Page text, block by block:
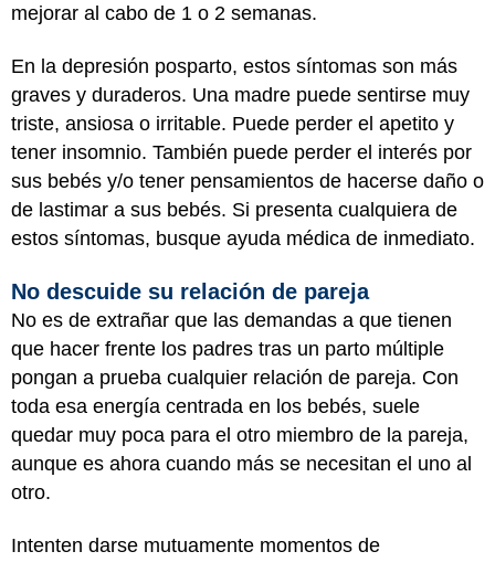
mejorar al cabo de 1 o 2 semanas.
En la depresión posparto, estos síntomas son más
graves y duraderos. Una madre puede sentirse muy
triste, ansiosa o irritable. Puede perder el apetito y
tener insomnio. También puede perder el interés por
sus bebés y/o tener pensamientos de hacerse daño o
de lastimar a sus bebés. Si presenta cualquiera de
estos síntomas, busque ayuda médica de inmediato.
No descuide su relación de pareja
No es de extrañar que las demandas a que tienen
que hacer frente los padres tras un parto múltiple
pongan a prueba cualquier relación de pareja. Con
toda esa energía centrada en los bebés, suele
quedar muy poca para el otro miembro de la pareja,
aunque es ahora cuando más se necesitan el uno al
otro.
Intenten darse mutuamente momentos de